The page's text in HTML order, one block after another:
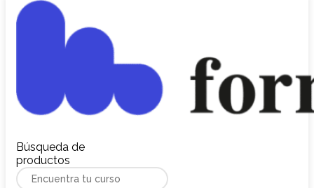
Búsqueda de
productos